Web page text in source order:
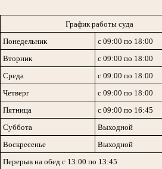
График работы суда
Понедельник
с 09:00 по 18:00
Вторник
с 09:00 по 18:00
Среда
с 09:00 по 18:00
Четверг
с 09:00 по 18:00
Пятница
с 09:00 по 16:45
Суббота
Выходной
Воскресенье
Выходной
Перерыв на обед с 13:00 по 13:45